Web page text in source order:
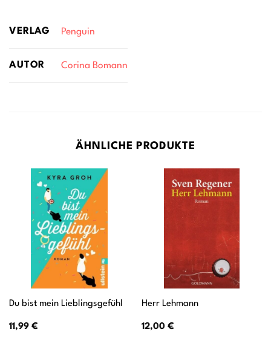
VERLAG Penguin
AUTOR Corina Bomann
ÄHNLICHE PRODUKTE
Du bist mein Lieblingsgefühl
11,99 €
Herr Lehmann
12,00 €